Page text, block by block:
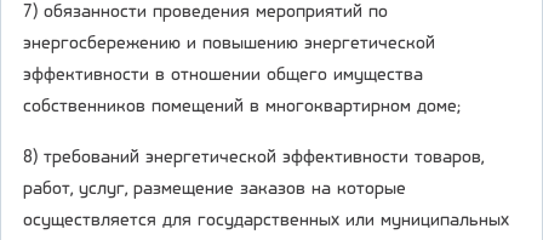
7) обязанности проведения мероприятий по
энергосбережению и повышению энергетической
эффективности в отношении общего имущества
собственников помещений в многоквартирном доме;
8) требований энергетической эффективности товаров,
работ, услуг, размещение заказов на которые
осуществляется для государственных или муниципальных